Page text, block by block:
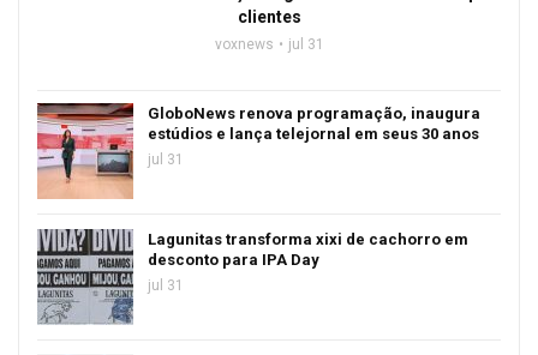
clientes
voxnews jul 31
GloboNews renova programação, inaugura
estúdios e lança telejornal em seus 30 anos
jul 31
Lagunitas transforma xixi de cachorro em
desconto para IPA Day
jul 31